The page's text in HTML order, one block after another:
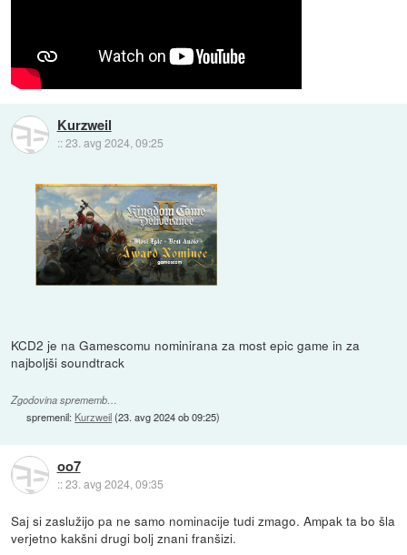
Kurzweil
::23. avg 2024, 09:25
KCD2 je na Gamescomu nominirana za most epic game in za
najboljši soundtrack
Zgodovina sprememb…
spremenil: Kurzweil(23. avg 2024 ob 09:25)
oo7
::23. avg 2024, 09:35
Saj si zaslužijo pa ne samo nominacije tudi zmago. Ampak ta bo šla
verjetno kakšni drugi bolj znani franšizi.